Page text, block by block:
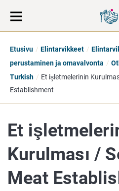
Etusivu Elintarvikkeet
perustaminen ja omavalvonta
Turkish
Et işletmelerinin
Establishment
Et
Kurulması /
Meat